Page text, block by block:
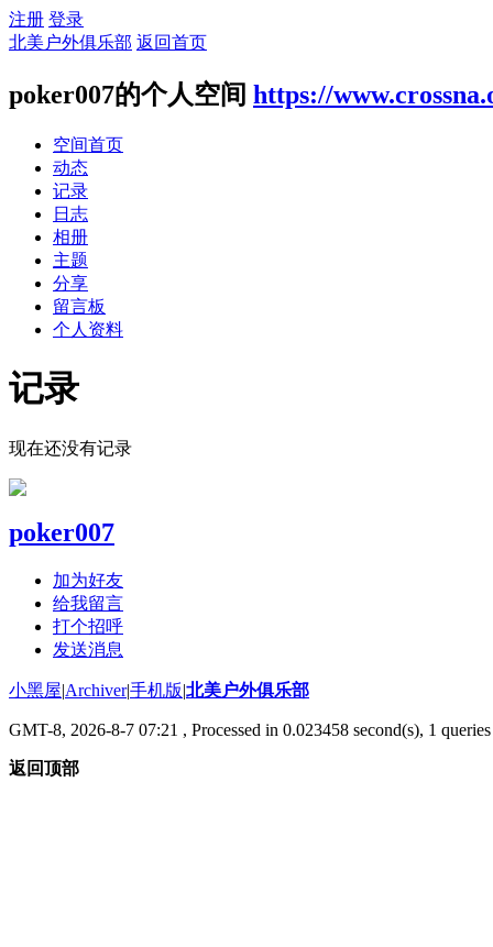
注册 登录
北美户外俱乐部 返回首页
poker007的个人空间 https://
空间首页
动态
记录
日志
相册
主题
分享
留言板
个人资料
记录
现在还没有记录
poker007
加为好友
给我留言
打个招呼
发送消息
小黑屋|Archiver|手机版|北美户外俱乐部
GMT-8, 2026-8-7 07:21 , Processed in 0.023458 second(s), 1
返回顶部